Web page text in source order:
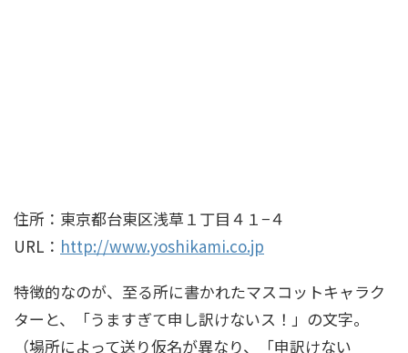
住所：東京都台東区浅草１丁目４１−４
URL： http://www.yoshikami.co.jp
特徴的なのが、至る所に書かれたマスコットキャラク
ターと、「うますぎて申し訳けないス！」の文字。
（場所によって送り仮名が異なり、「申訳けない